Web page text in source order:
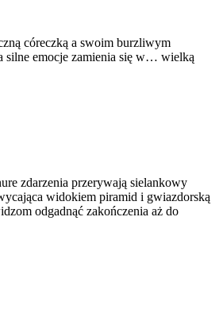
córeczką a swoim burzliwym
silne emocje zamienia się w… wielką
zdarzenia przerywają sielankowy
widokiem piramid i gwiazdorską
odgadnąć zakończenia aż do